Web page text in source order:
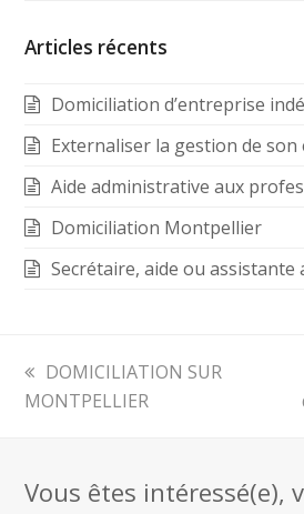
Articles récents
Domiciliation d’entreprise
Externaliser la gestion de
Aide administrative aux
Domiciliation Montpellier
Secrétaire, aide ou assistante
previous
post:
DOMICILIATION SUR
MONTPELLIER
Vous êtes intéressé(e),